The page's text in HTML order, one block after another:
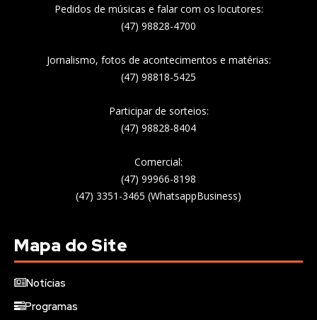
Pedidos de músicas e falar com os locutores:
(47) 98828-4700
Jornalismo, fotos de acontecimentos e matérias:
(47) 98818-5425
Participar de sorteios:
(47) 98828-8404
Comercial:
(47) 99966-8198
(47) 3351-3465 (WhatsappBusiness)
Mapa do Site
Notícias
Programas